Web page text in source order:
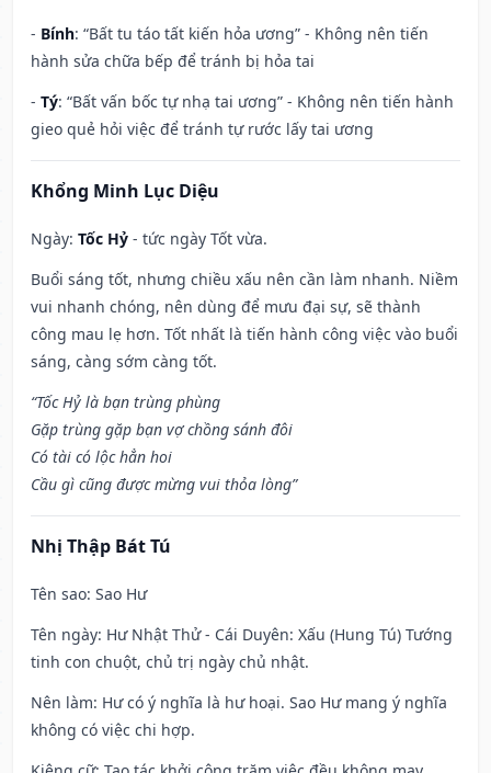
- Bính: “Bất tu táo tất kiến hỏa ương” - Không nên tiến
hành sửa chữa bếp để tránh bị hỏa tai
- Tý: “Bất vấn bốc tự nhạ tai ương” - Không nên tiến hành
gieo quẻ hỏi việc để tránh tự rước lấy tai ương
Khổng Minh Lục Diệu
Ngày: Tốc Hỷ - tức ngày Tốt vừa.
Buổi sáng tốt, nhưng chiều xấu nên cần làm nhanh. Niềm
vui nhanh chóng, nên dùng để mưu đại sự, sẽ thành
công mau lẹ hơn. Tốt nhất là tiến hành công việc vào buổi
sáng, càng sớm càng tốt.
“Tốc Hỷ là bạn trùng phùng
Gặp trùng gặp bạn vợ chồng sánh đôi
Có tài có lộc hẳn hoi
Cầu gì cũng được mừng vui thỏa lòng”
Nhị Thập Bát Tú
Tên sao: Sao Hư
Tên ngày: Hư Nhật Thử - Cái Duyên: Xấu (Hung Tú) Tướng
tinh con chuột, chủ trị ngày chủ nhật.
Nên làm: Hư có ý nghĩa là hư hoại. Sao Hư mang ý nghĩa
không có việc chi hợp.